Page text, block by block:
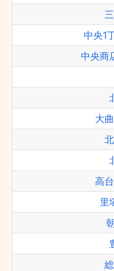
中央1
中央商
大
高
里